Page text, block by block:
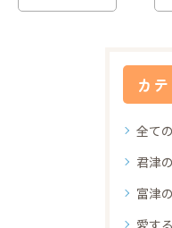
カ
全て
君津
富津
愛す